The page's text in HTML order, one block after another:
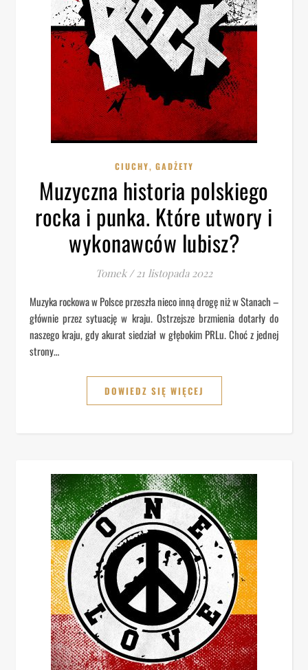
CIUCHY, GADŻETY
Muzyczna historia polskiego
rocka i punka. Które utwory i
wykonawców lubisz?
Tomek / 21 listopada 2022
Muzyka rockowa w Polsce przeszła nieco inną drogę niż w Stanach –
głównie przez sytuację w kraju. Ostrzejsze brzmienia dotarły do
naszego kraju, gdy akurat siedział w głębokim PRLu. Choć z jednej
strony…
DOWIEDZ SIĘ WIĘCEJ